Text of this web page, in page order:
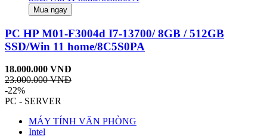
Mua ngay
PC HP M01-F3004d I7-13700/ 8GB / 512GB
SSD/Win 11 home/8C5S0PA
18.000.000 VNĐ
23.000.000 VNĐ
-22%
PC - SERVER
MÁY TÍNH VĂN PHÒNG
Intel